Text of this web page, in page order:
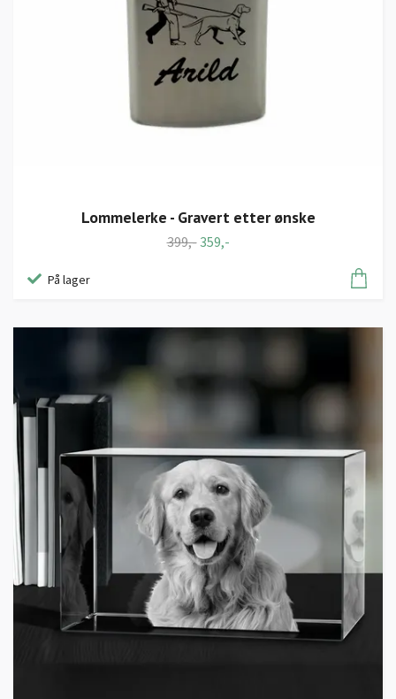
Lommelerke - Gravert etter ønske
399,-359,-
På lager